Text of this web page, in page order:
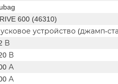
600 (46310)
устройство (джамп-
В
В
А
А